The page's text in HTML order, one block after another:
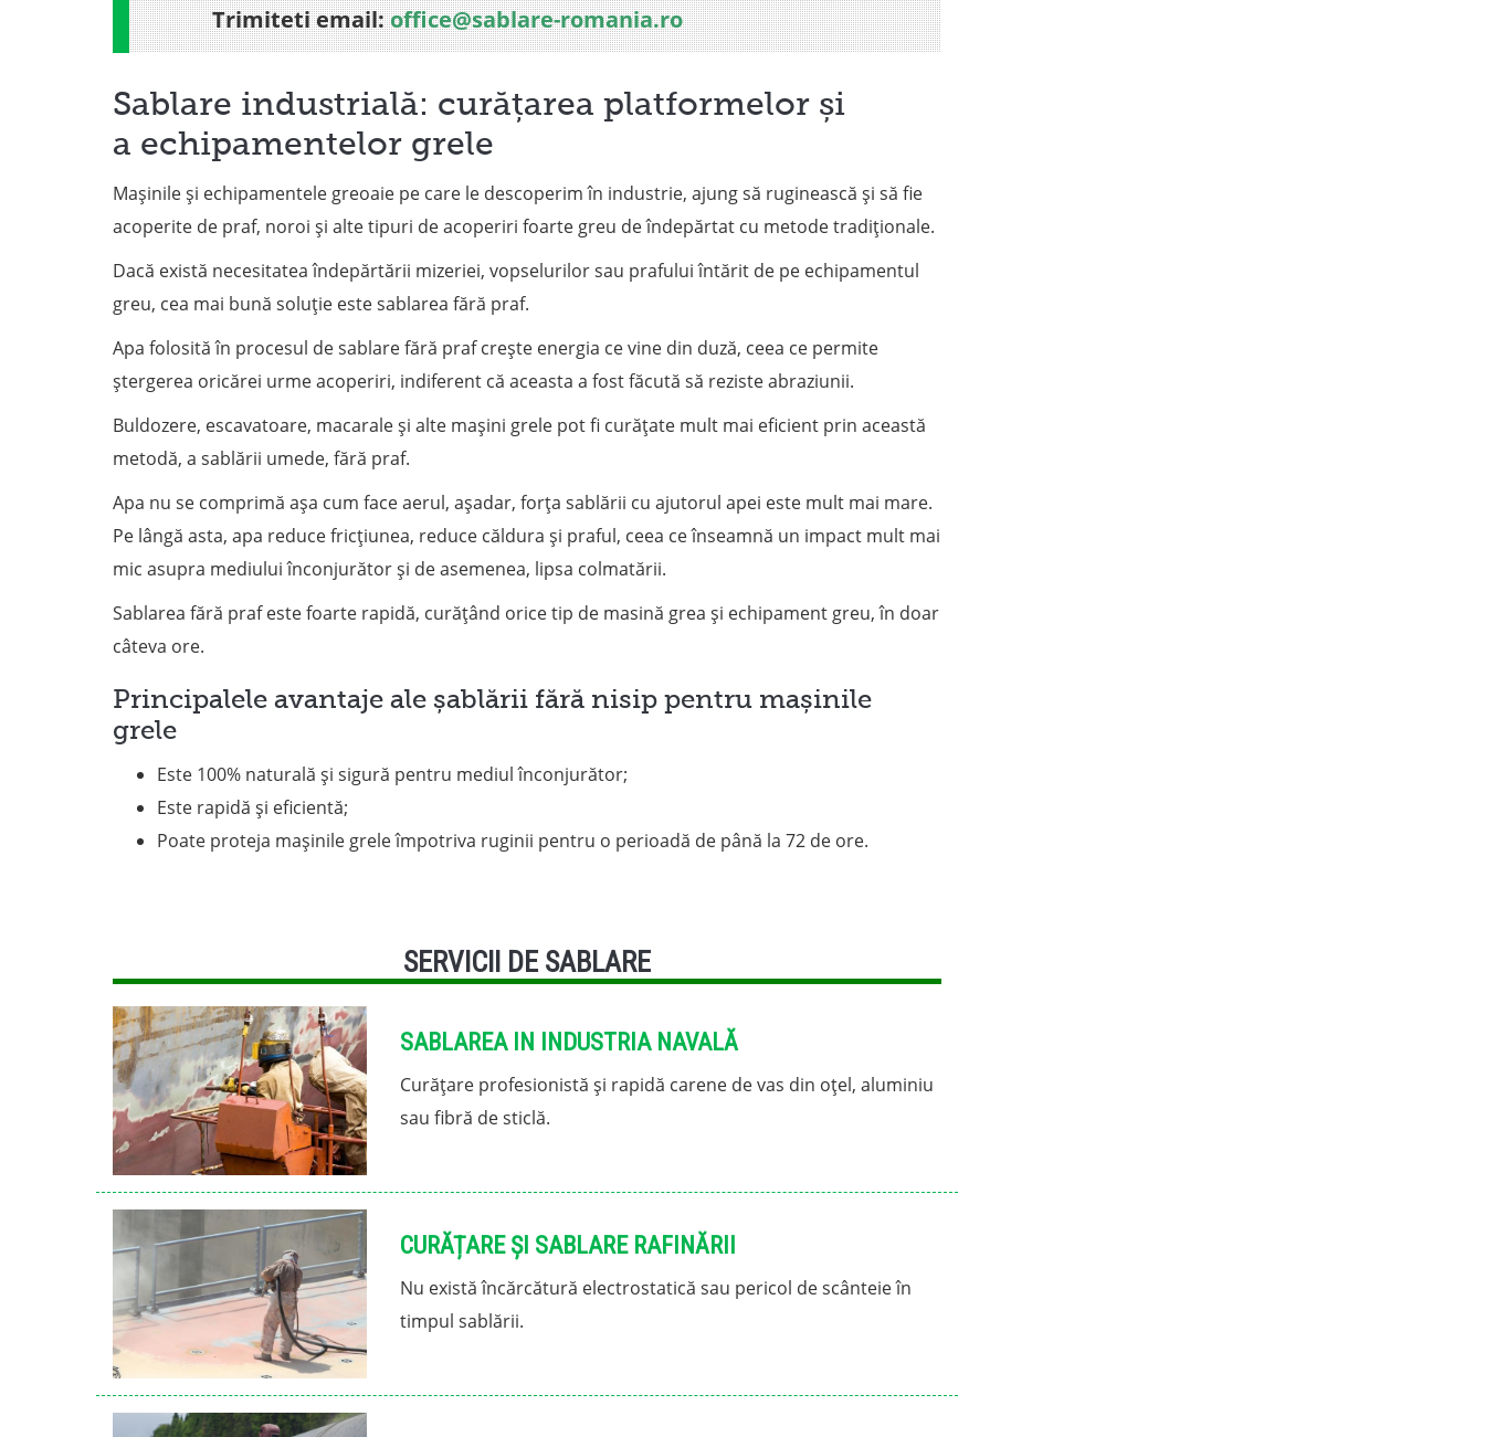
Trimiteti email:office@sablare-romania.ro
Sablare industrială: curățarea platformelor și
a echipamentelor grele
Mașinile și echipamentele greoaie pe care le descoperim în industrie, ajung să ruginească și să fie
acoperite de praf, noroi și alte tipuri de acoperiri foarte greu de îndepărtat cu metode tradiționale.
Dacă există necesitatea îndepărtării mizeriei, vopselurilor sau prafului întărit de pe echipamentul
greu, cea mai bună soluție este sablarea fără praf.
Apa folosită în procesul de sablare fără praf crește energia ce vine din duză, ceea ce permite
ștergerea oricărei urme acoperiri, indiferent că aceasta a fost făcută să reziste abraziunii.
Buldozere, escavatoare, macarale și alte mașini grele pot fi curățate mult mai eficient prin această
metodă, a sablării umede, fără praf.
Apa nu se comprimă așa cum face aerul, așadar, forța sablării cu ajutorul apei este mult mai mare.
Pe lângă asta, apa reduce fricțiunea, reduce căldura și praful, ceea ce înseamnă un impact mult mai
mic asupra mediului înconjurător și de asemenea, lipsa colmatării.
Sablarea fără praf este foarte rapidă, curățând orice tip de masină grea și echipament greu, în doar
câteva ore.
Principalele avantaje ale șablării fără nisip pentru mașinile
grele
Este 100% naturală și sigură pentru mediul înconjurător;
Este rapidă și eficientă;
Poate proteja mașinile grele împotriva ruginii pentru o perioadă de până la 72 de ore.
SERVICII DE SABLARE
SABLAREA IN INDUSTRIA NAVALĂ
Curățare profesionistă și rapidă carene de vas din oțel, aluminiu
sau fibră de sticlă.
CURĂȚARE ȘI SABLARE RAFINĂRII
Nu există încărcătură electrostatică sau pericol de scânteie în
timpul sablării.